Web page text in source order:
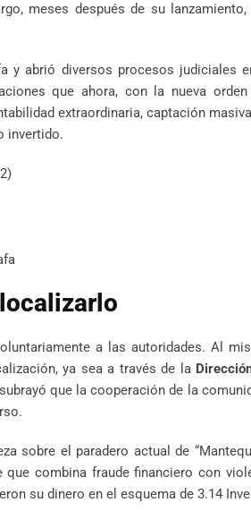
meses después de su
y abrió diversos procesos judiciales
que ahora, con la nueva
extraordinaria, captación
invertido.
a las autoridades. Al
ya sea a través de la
que la cooperación de la
sobre el paradero actual de
combina fraude financiero con
su dinero en el esquema de 3.14